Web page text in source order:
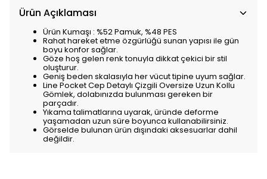
Ürün Açıklaması
Ürün Kumaşı : %52 Pamuk, %48 PES
Rahat hareket etme özgürlüğü sunan yapısı ile gün
boyu konfor sağlar.
Göze hoş gelen renk tonuyla dikkat çekici bir stil
oluşturur.
Geniş beden skalasıyla her vücut tipine uyum sağlar.
Line Pocket Cep Detaylı Çizgili Oversize Uzun Kollu
Gömlek, dolabınızda bulunması gereken bir
parçadır.
Yıkama talimatlarına uyarak, üründe deforme
yaşamadan uzun süre boyunca kullanabilirsiniz.
Görselde bulunan ürün dışındaki aksesuarlar dahil
değildir.